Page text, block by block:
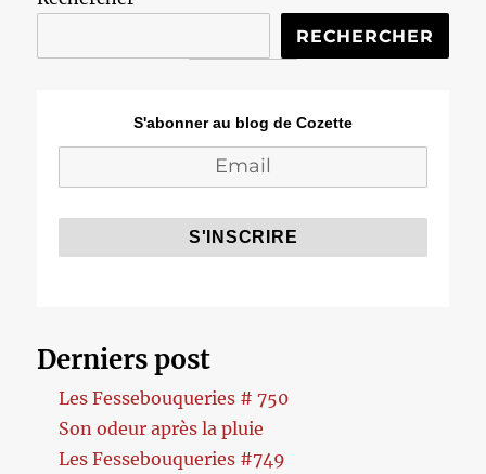
RECHERCHER
S'abonner au blog de Cozette
Derniers post
Les Fessebouqueries # 750
Son odeur après la pluie
Les Fessebouqueries #749